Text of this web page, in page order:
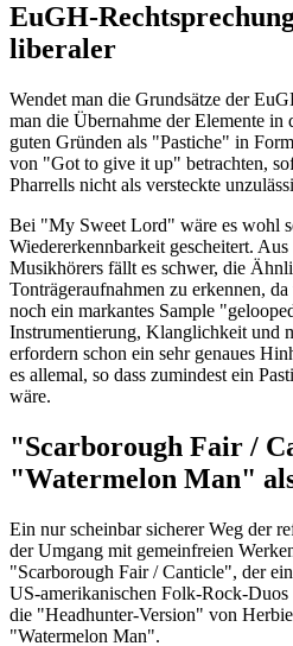
EuGH-
liberaler
Wendet man die Grundsätze der
man die Übernahme der Elemente
guten Gründen als "Pastiche" in
von "Got to give it up" betrachten,
Pharrells nicht als versteckte
Bei "My Sweet Lord" wäre es wohl
Wiedererkennbarkeit gescheitert.
Musikhörers fällt es schwer, die
Tonträgeraufnahmen zu erkennen,
noch ein markantes Sample
Instrumentierung, Klanglichkeit und
erfordern schon ein sehr genaues
es allemal, so dass zumindest ein
wäre.
"Scarborough Fair /
"Watermelon Man"
Ein nur scheinbar sicherer Weg der
der Umgang mit gemeinfreien
"Scarborough Fair / Canticle", der
US-amerikanischen Folk-Rock-
die "Headhunter-Version" von
"Watermelon Man".